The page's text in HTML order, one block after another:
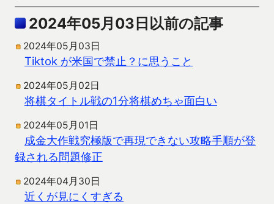
2024年05月03日以前の記事
2024年05月03日
Tiktok が米国で禁止？に思うこと
2024年05月02日
将棋タイトル戦の1分将棋めちゃ面白い
2024年05月01日
成金大作戦究極版で再現できない攻略手順が登
録される問題修正
2024年04月30日
近くが見にくすぎる